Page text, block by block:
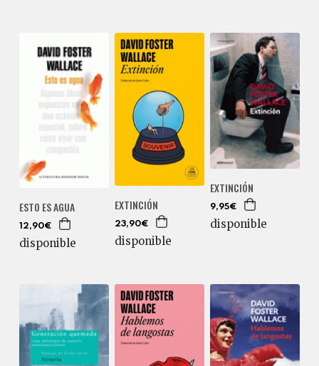
ESTO ES AGUA
12,90€
disponible
EXTINCIÓN
23,90€
disponible
EXTINCIÓN
9,95€
disponible